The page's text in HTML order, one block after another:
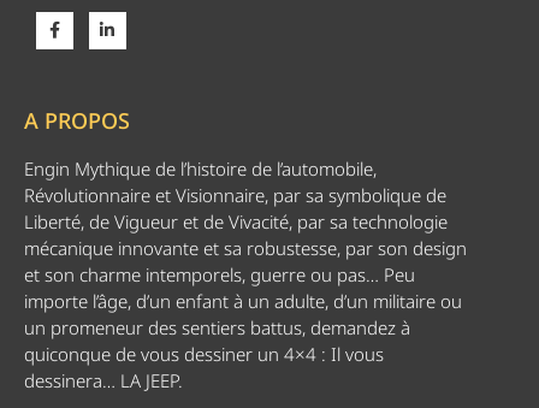
A PROPOS
Engin Mythique de l’histoire de l’automobile,
Révolutionnaire et Visionnaire, par sa symbolique de
Liberté, de Vigueur et de Vivacité, par sa technologie
mécanique innovante et sa robustesse, par son design
et son charme intemporels, guerre ou pas… Peu
importe l’âge, d’un enfant à un adulte, d’un militaire ou
un promeneur des sentiers battus, demandez à
quiconque de vous dessiner un 4×4 : Il vous
dessinera… LA JEEP.